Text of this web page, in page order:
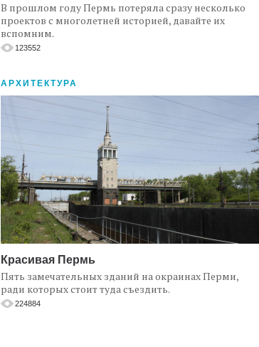
В прошлом году Пермь потеряла сразу несколько
проектов с многолетней историей, давайте их
вспомним.
123552
АРХИТЕКТУРА
Красивая Пермь
Пять замечательных зданий на окраинах Перми,
ради которых стоит туда съездить.
224884